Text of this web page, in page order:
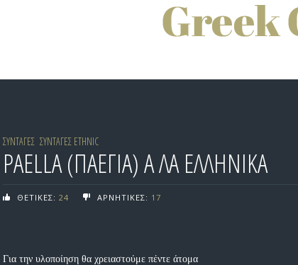
ΣΥΝΤΑΓΕΣ ΣΥΝΤΑΓΕΣ ETHNIC
PAELLA (ΠΑΕΓΙΑ) Α ΛΑ ΕΛΛΗΝΙΚΑ
ΘΕΤΙΚΕΣ: 24 ΑΡΝΗΤΙΚΕΣ: 17
Για την υλοποίηση θα χρειαστούμε πέντε άτομα